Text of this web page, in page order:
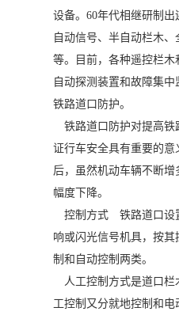
设备。60年代相继研制
自动信号、半自动栏木
等。目前，各种遥控栏
自动探测装置和故障集
铁路道口防护。
铁路道口防护对提高铁
证行车安全具有重要的
后，虽然机动车辆不断
幅度下降。
控制方式 铁路道口设
响或闪光信号机具，按
制和自动控制两类。
人工控制方式是道口栏
工控制又分就地控制和